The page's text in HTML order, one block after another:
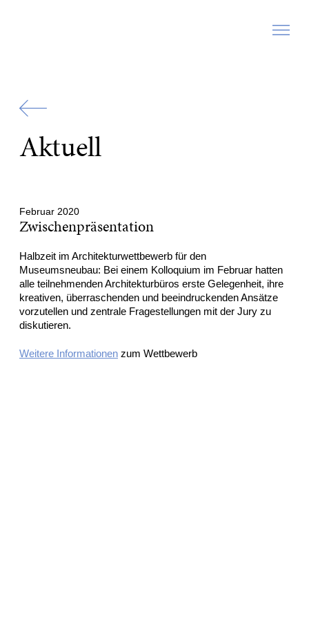
Aktuell
Februar 2020
Zwischenpräsentation
Halbzeit im Architekturwettbewerb für den
Museumsneubau: Bei einem Kolloquium im Februar hatten
alle teilnehmenden Architekturbüros erste Gelegenheit, ihre
kreativen, überraschenden und beeindruckenden Ansätze
vorzutellen und zentrale Fragestellungen mit der Jury zu
diskutieren.
Weitere Informationen zum Wettbewerb